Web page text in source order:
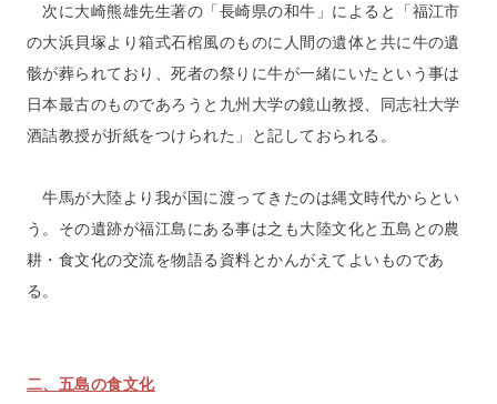
次に大崎熊雄先生著の「長崎県の和牛」によると「福江市
の大浜貝塚より箱式石棺風のものに人間の遺体と共に牛の遺
骸が葬られており、死者の祭りに牛が一緒にいたという事は
日本最古のものであろうと九州大学の鏡山教授、同志社大学
酒詰教授が折紙をつけられた」と記しておられる。
牛馬が大陸より我が国に渡ってきたのは縄文時代からとい
う。その遺跡が福江島にある事は之も大陸文化と五島との農
耕・食文化の交流を物語る資料とかんがえてよいものであ
る。
二、五島の食文化